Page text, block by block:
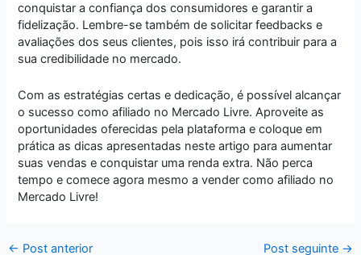
conquistar a confiança dos consumidores e garantir a
fidelização. Lembre-se também de solicitar feedbacks e
avaliações dos seus clientes, pois isso irá contribuir para a
sua credibilidade no mercado.
Com as estratégias certas e dedicação, é possível alcançar
o sucesso como afiliado no Mercado Livre. Aproveite as
oportunidades oferecidas pela plataforma e coloque em
prática as dicas apresentadas neste artigo para aumentar
suas vendas e conquistar uma renda extra. Não perca
tempo e comece agora mesmo a vender como afiliado no
Mercado Livre!
← Post anterior Post seguinte →